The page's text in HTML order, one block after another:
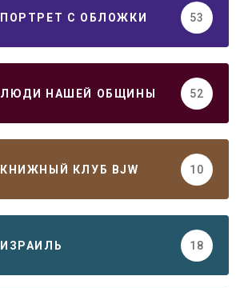
ПОРТРЕТ С ОБЛОЖКИ 53
ЛЮДИ НАШЕЙ ОБЩИНЫ 52
КНИЖНЫЙ КЛУБ BJW 10
ИЗРАИЛЬ 18